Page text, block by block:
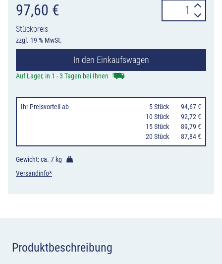
97,60 €
Stückpreis
zzgl. 19 % MwSt.
Absperrpfosten
Ø
mm,
DIN
3223
oder
Profilzylinder
In den Einkaufswagen
Auf Lager, in 1 - 3 Tagen bei Ihnen
Ihr Preisvorteil ab 5 Stück
94,67 €
10 Stück
92,72 €
15 Stück
89,79 €
20 Stück
87,84 €
Gewicht: ca. 7 kg
Versandinfo*
Produktbeschreibung